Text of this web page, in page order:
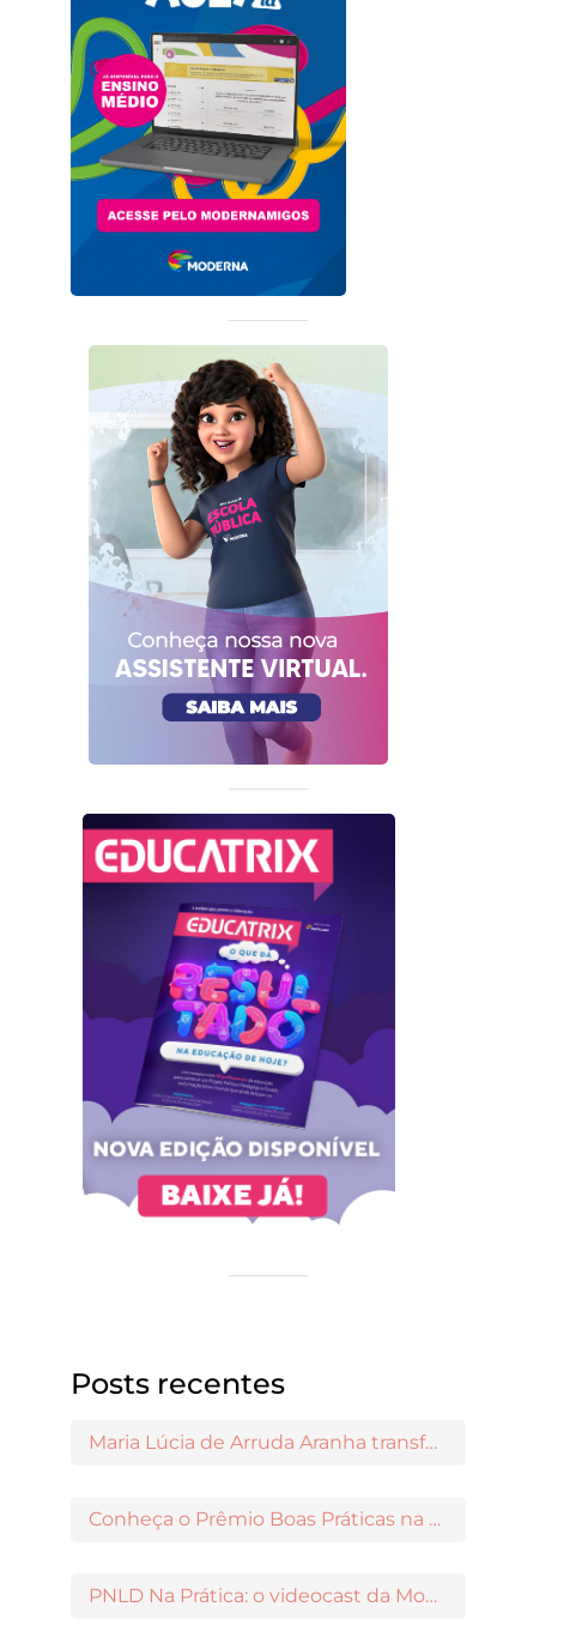
Posts recentes
Maria Lúcia de Arruda Aranha transformou o ensino de Filosofia no Brasil
Conheça o Prêmio Boas Práticas na Escola
PNLD Na Prática: o videocast da Moderna para apoiar a escolha das obras aprovadas